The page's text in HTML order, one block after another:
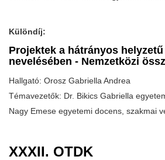
Különdíj:
Projektek a hátrányos
nevelésében - Nemzetközi
Hallgató: Orosz Gabriella Andrea
Témavezetők: Dr. Bikics Gabriella
Nagy Emese egyetemi docens, szakmai
XXXII. OTDK